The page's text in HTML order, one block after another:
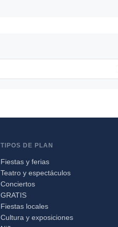
TIPOS DE PLAN
Fiestas y ferias
Teatro y espectáculos
Conciertos
GRATIS
Fiestas locales
Cultura y exposiciones